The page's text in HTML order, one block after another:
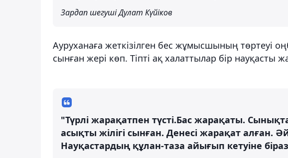
Зардап шегуші Дулат Күйіков
Ауруханаға жеткізілген бес жұмысшының төртеуі
сынған жері көп. Тіпті ақ халаттылар бір науқасты
"Түрлі жарақатпен түсті.Бас жарақаты.
асықты жілігі сынған. Денесі жарақат алған.
Науқастардың құлан-таза айығып кетуіне